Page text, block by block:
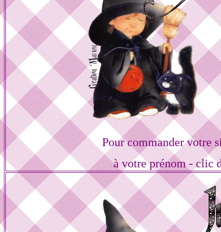
Pour commander votre
à votre prénom - clic